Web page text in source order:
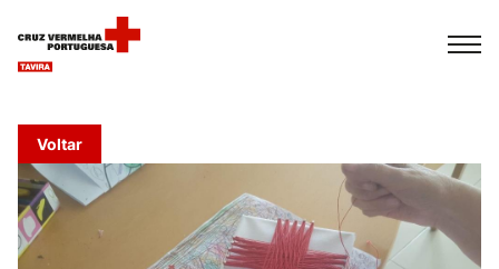
Voltar